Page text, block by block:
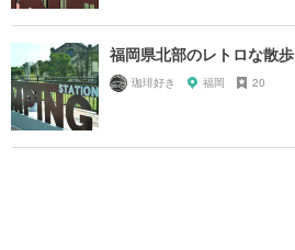
福岡県北部のレトロな散歩
珈琲好き 福岡 20